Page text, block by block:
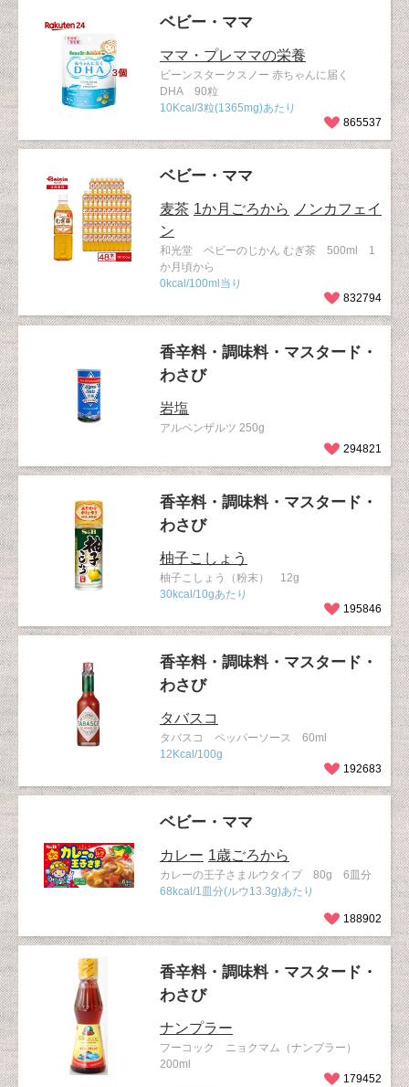
ベビー・ママ
ママ・プレママの栄養
ビーンスタークスノー 赤ちゃんに届く
DHA 90粒
10Kcal/3粒(1365mg)あたり
865537
ベビー・ママ
麦茶 1か月ごろから
ノンカフェイ
ン
和光堂 ベビーのじかん むぎ茶 500ml 1
か月頃から
0kcal/100ml当り
832794
香辛料・調味料・マスタード・
わさび
岩塩
アルペンザルツ 250g
294821
香辛料・調味料・マスタード・
わさび
柚子こしょう
柚子こしょう（粉末） 12g
30kcal/10gあたり
195846
香辛料・調味料・マスタード・
わさび
タバスコ
タバスコ ペッパーソース 60ml
12Kcal/100g
192683
ベビー・ママ
カレー 1歳ごろから
カレーの王子さまルウタイプ 80g 6皿分
68kcal/1皿分(ルウ13.3g)あたり
188902
香辛料・調味料・マスタード・
わさび
ナンプラー
フーコック ニョクマム（ナンプラー）
200ml
179452